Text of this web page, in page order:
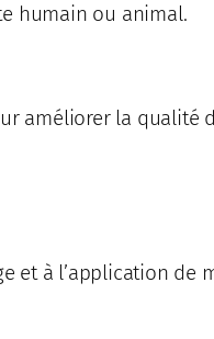
humain ou animal.
améliorer la qualité
et à l’application de